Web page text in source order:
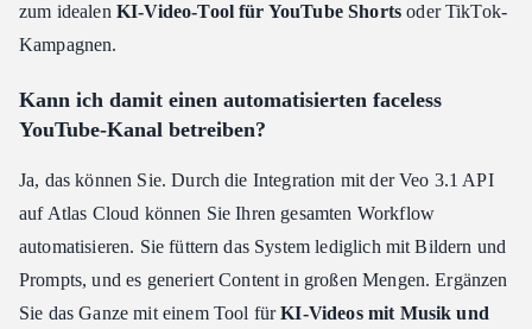
zum idealen KI-Video-Tool für YouTube Shorts oder TikTok-
Kampagnen.
Kann ich damit einen automatisierten faceless
YouTube-Kanal betreiben?
Ja, das können Sie. Durch die Integration mit der Veo 3.1 API
auf Atlas Cloud können Sie Ihren gesamten Workflow
automatisieren. Sie füttern das System lediglich mit Bildern und
Prompts, und es generiert Content in großen Mengen. Ergänzen
Sie das Ganze mit einem Tool fürKI-Videos mit Musik und